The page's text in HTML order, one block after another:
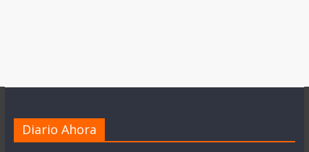
Diario Ahora